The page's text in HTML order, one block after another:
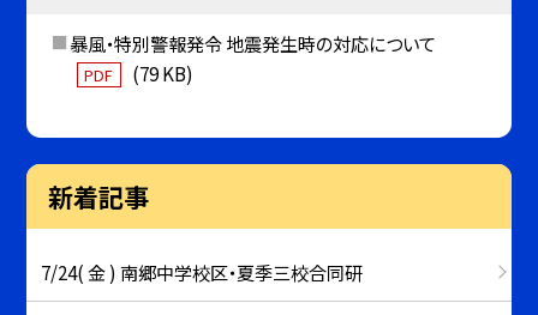
暴風・特別警報発令 地震発生時の対応について
PDF (79 KB)
新着記事
7/24( 金 ) 南郷中学校区・夏季三校合同研